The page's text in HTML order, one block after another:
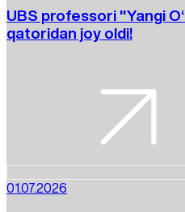
UBS professori "Yangi
qatoridan joy oldi!
01.07.2026